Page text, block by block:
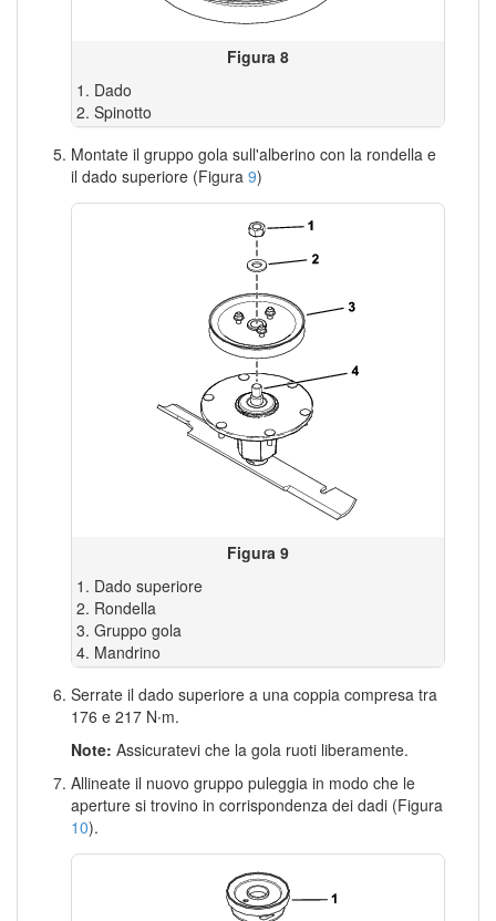
Figura 8
Dado
Spinotto
Montate il gruppo gola sull'alberino con la rondella e
il dado superiore (Figura 9)
Figura 9
Dado superiore
Rondella
Gruppo gola
Mandrino
Serrate il dado superiore a una coppia compresa tra
176 e 217 N∙m.
Note: Assicuratevi che la gola ruoti liberamente.
Allineate il nuovo gruppo puleggia in modo che le
aperture si trovino in corrispondenza dei dadi (Figura
10).